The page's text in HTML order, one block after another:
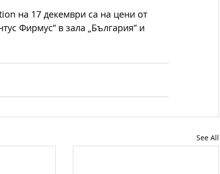
на 17 декември са на цени от
Фирмус“ в зала „България“ и
See All